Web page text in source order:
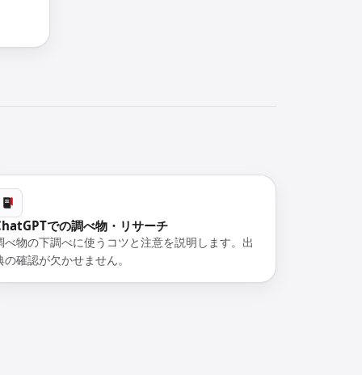
での調べ物・リサーチ
べ物の下調べに使うコツと注意を説明します。出
の確認が欠かせません。